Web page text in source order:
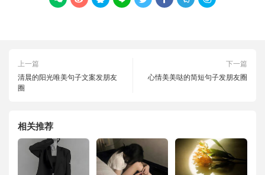
上一篇
清晨的阳光唯美句子文案发朋友
圈
下一篇
心情美美哒的简短句子发朋友圈
相关推荐